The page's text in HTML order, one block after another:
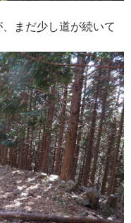
まだ少し道が続いて